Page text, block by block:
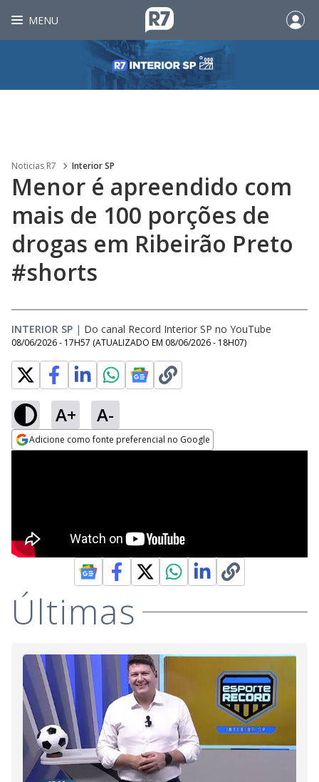
MENU
Noticias R7 Interior SP
Menor é apreendido com
mais de 100 porções de
drogas em Ribeirão Preto
#shorts
INTERIOR SP | Do canal Record Interior SP no YouTube
08/06/2026 - 17H57 (ATUALIZADO EM 08/06/2026 - 18H07)
A+ A-
Adicione como fonte preferencial no Google
Últimas